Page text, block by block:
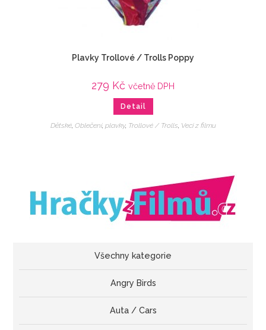
Plavky Trollové / Trolls Poppy
279 Kč včetně DPH
Detail
Dětské, Oblečení, plavky, Trollové / Trolls, Veci z filmu
Všechny kategorie
Angry Birds
Auta / Cars